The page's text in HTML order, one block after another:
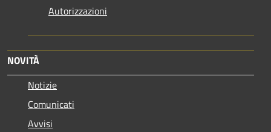
Autorizzazioni
NOVITÀ
Notizie
Comunicati
Avvisi